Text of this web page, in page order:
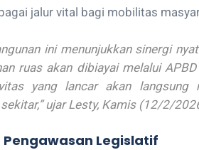
jalur vital bagi mobilitas
ini menunjukkan sinergi
ruas akan dibiayai melalui
yang lancar akan langsung
ujar Lesty, Kamis (12/2/
Legislatif